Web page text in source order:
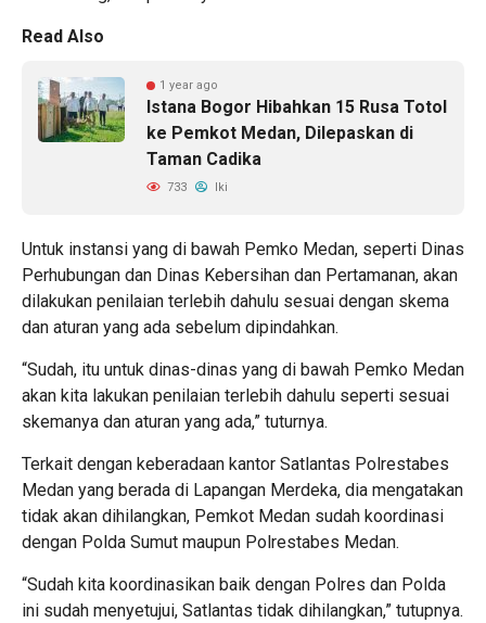
Read Also
1 year ago
Istana Bogor Hibahkan 15 Rusa Totol
ke Pemkot Medan, Dilepaskan di
Taman Cadika
733 Iki
Untuk instansi yang di bawah Pemko Medan, seperti Dinas
Perhubungan dan Dinas Kebersihan dan Pertamanan, akan
dilakukan penilaian terlebih dahulu sesuai dengan skema
dan aturan yang ada sebelum dipindahkan.
“Sudah, itu untuk dinas-dinas yang di bawah Pemko Medan
akan kita lakukan penilaian terlebih dahulu seperti sesuai
skemanya dan aturan yang ada,” tuturnya.
Terkait dengan keberadaan kantor Satlantas Polrestabes
Medan yang berada di Lapangan Merdeka, dia mengatakan
tidak akan dihilangkan, Pemkot Medan sudah koordinasi
dengan Polda Sumut maupun Polrestabes Medan.
“Sudah kita koordinasikan baik dengan Polres dan Polda
ini sudah menyetujui, Satlantas tidak dihilangkan,” tutupnya.